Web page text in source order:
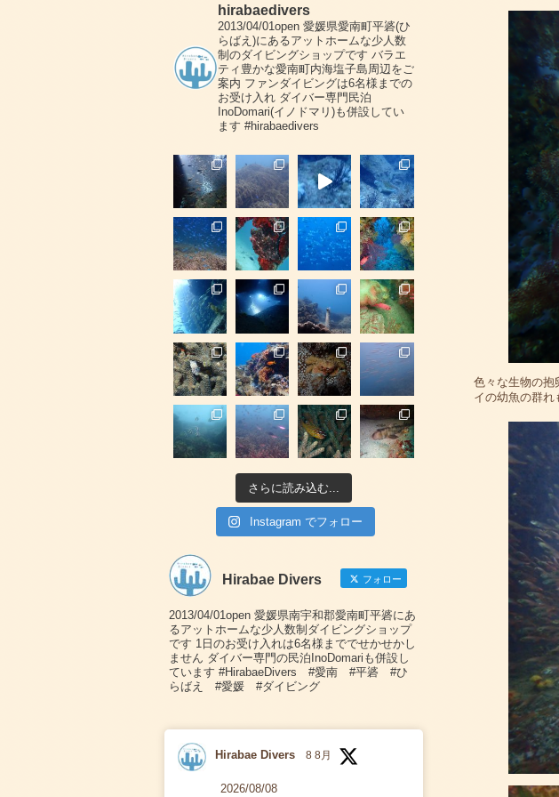
色々な生物の抱
イの幼魚の群れ
hirabaedivers
2013/04/01open愛媛県愛南町平碆(ひ
らばえ)にあるアットホームな少人数
制のダイビングショップです バラエ
ティ豊かな愛南町内海塩子島周辺をご
案内 ファンダイビングは6名様までの
お受け入れダイバー専門民泊
InoDomari(イノドマリ)も併設してい
ます #hirabaedivers
さらに読み込む...
Instagram でフォロー
Hirabae Divers フォロー
2013/04/01open 愛媛県南宇和郡愛南町平碆にあ
るアットホームな少人数制ダイビングショップ
です 1日のお受け入れは6名様まででせかせかし
ません ダイバー専門の民泊InoDomariも併設し
ています #HirabaeDivers #愛南 #平碆 #ひ
らばえ #愛媛 #ダイビング
Hirabae Divers 8 8月
2026/08/08